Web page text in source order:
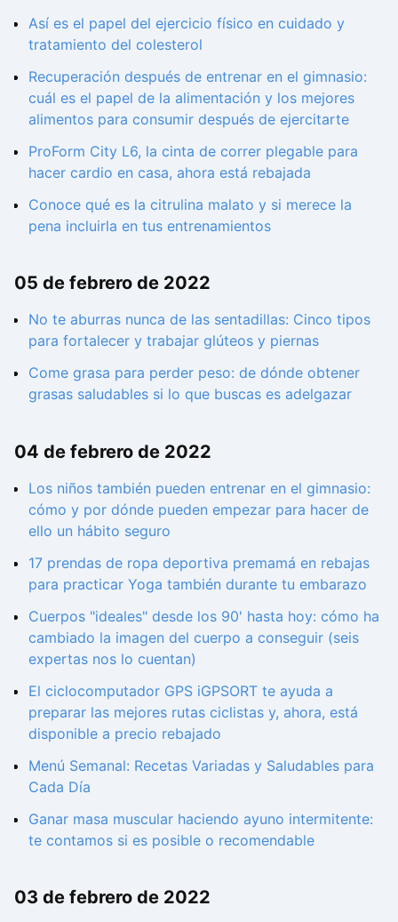
Así es el papel del ejercicio físico en cuidado y
tratamiento del colesterol
Recuperación después de entrenar en el gimnasio:
cuál es el papel de la alimentación y los mejores
alimentos para consumir después de ejercitarte
ProForm City L6, la cinta de correr plegable para
hacer cardio en casa, ahora está rebajada
Conoce qué es la citrulina malato y si merece la
pena incluirla en tus entrenamientos
05 de febrero de 2022
No te aburras nunca de las sentadillas: Cinco tipos
para fortalecer y trabajar glúteos y piernas
Come grasa para perder peso: de dónde obtener
grasas saludables si lo que buscas es adelgazar
04 de febrero de 2022
Los niños también pueden entrenar en el gimnasio:
cómo y por dónde pueden empezar para hacer de
ello un hábito seguro
17 prendas de ropa deportiva premamá en rebajas
para practicar Yoga también durante tu embarazo
Cuerpos "ideales" desde los 90' hasta hoy: cómo ha
cambiado la imagen del cuerpo a conseguir (seis
expertas nos lo cuentan)
El ciclocomputador GPS iGPSORT te ayuda a
preparar las mejores rutas ciclistas y, ahora, está
disponible a precio rebajado
Menú Semanal: Recetas Variadas y Saludables para
Cada Día
Ganar masa muscular haciendo ayuno intermitente:
te contamos si es posible o recomendable
03 de febrero de 2022